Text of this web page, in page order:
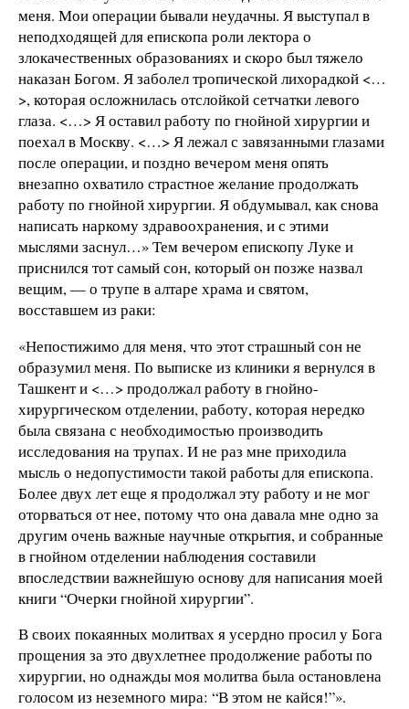
меня. Мои операции бывали неудачны. Я выступал в
неподходящей для епископа роли лектора о
злокачественных образованиях и скоро был тяжело
наказан Богом. Я заболел тропической лихорадкой <…
>, которая осложнилась отслойкой сетчатки левого
глаза. <…> Я оставил работу по гнойной хирургии и
поехал в Москву. <…> Я лежал с завязанными глазами
после операции, и поздно вечером меня опять
внезапно охватило страстное желание продолжать
работу по гнойной хирургии. Я обдумывал, как снова
написать наркому здравоохранения, и с этими
мыслями заснул…» Тем вечером епископу Луке и
приснился тот самый сон, который он позже назвал
вещим, — о трупе в алтаре храма и святом,
восставшем из раки:
«Непостижимо для меня, что этот страшный сон не
образумил меня. По выписке из клиники я вернулся в
Ташкент и <…> продолжал работу в гнойно-
хирургическом отделении, работу, которая нередко
была связана с необходимостью производить
исследования на трупах. И не раз мне приходила
мысль о недопустимости такой работы для епископа.
Более двух лет еще я продолжал эту работу и не мог
оторваться от нее, потому что она давала мне одно за
другим очень важные научные открытия, и собранные
в гнойном отделении наблюдения составили
впоследствии важнейшую основу для написания моей
книги “Очерки гнойной хирургии”.
В своих покаянных молитвах я усердно просил у Бога
прощения за это двухлетнее продолжение работы по
хирургии, но однажды моя молитва была остановлена
голосом из неземного мира: “В этом не кайся!”».